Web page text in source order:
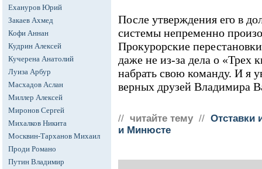
Ехануров Юрий
Закаев Ахмед
Кофи Аннан
Кудрин Алексей
Кучерена Анатолий
Луиза Арбур
Масхадов Аслан
Миллер Алексей
Миронов Сергей
Михалков Никита
Москвин-Тарханов Михаил
Проди Романо
Путин Владимир
После утверждения его в
системы непременно
Прокурорские
даже не из-за дела о «Трех
набрать свою команду. И я
верных друзей Владимира
// читайте тему // Отставки
и Минюсте